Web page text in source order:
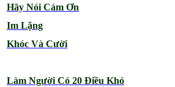
Hãy Nói Cảm Ơn
Im Lặng
Khóc Và Cười
Làm Người Có 20 Điều Khó